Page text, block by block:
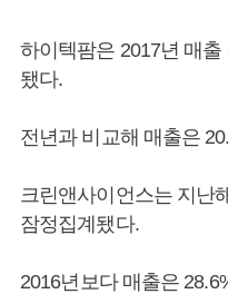
하이텍팜은 2017년 매
됐다.
전년과 비교해 매출은
크린앤사이언스는 지난
잠정집계됐다.
2016년보다 매출은